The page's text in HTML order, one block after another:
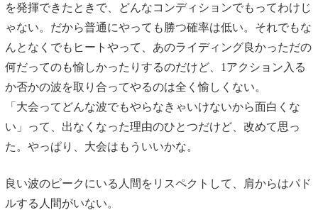
を発揮できたときで、どんなコンディションでもってわけじ
ゃない。だから普通にやっても勝つ確率は低い。それでもな
んとなくでもヒートやって、あのライディング良かっただの
何だってのも愉しかったりするのだけど、1アクション入る
か否かの波を取り合ってやるのは全く愉しくない。
「大会ってどんな波でもやらなきゃいけないから面白くな
い」って、出なくなった理由のひとつだけど、改めて思っ
た。やっぱり、大会はもういいかな。
良い波のピークにいる人間をリスペクトして、肩からはパド
ルする人間がいない。